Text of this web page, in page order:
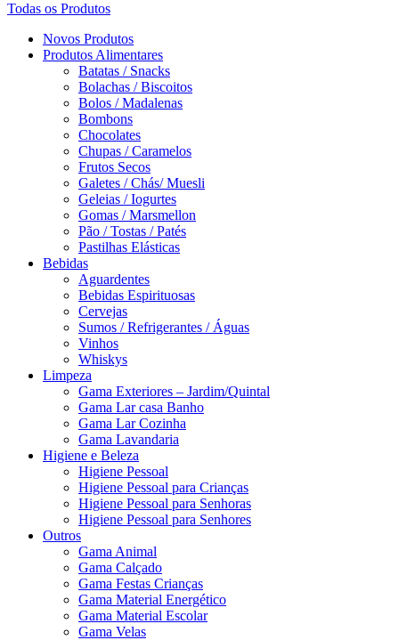
Todas os Produtos
Novos Produtos
Produtos Alimentares
Batatas / Snacks
Bolachas / Biscoitos
Bolos / Madalenas
Bombons
Chocolates
Chupas / Caramelos
Frutos Secos
Galetes / Chás/ Muesli
Geleias / Iogurtes
Gomas / Marsmellon
Pão / Tostas / Patés
Pastilhas Elásticas
Bebidas
Aguardentes
Bebidas Espirituosas
Cervejas
Sumos / Refrigerantes / Águas
Vinhos
Whiskys
Limpeza
Gama Exteriores – Jardim/Quintal
Gama Lar casa Banho
Gama Lar Cozinha
Gama Lavandaria
Higiene e Beleza
Higiene Pessoal
Higiene Pessoal para Crianças
Higiene Pessoal para Senhoras
Higiene Pessoal para Senhores
Outros
Gama Animal
Gama Calçado
Gama Festas Crianças
Gama Material Energético
Gama Material Escolar
Gama Velas